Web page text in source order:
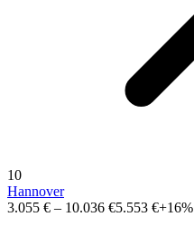
10
Hannover
3.055 € – 10.036 €5.553 €+16%